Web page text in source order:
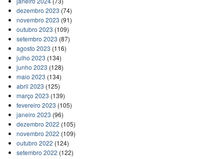
dezembro 2023 (74)
novembro 2023 (91)
outubro 2023 (109)
setembro 2023 (87)
agosto 2023 (116)
julho 2023 (134)
junho 2023 (128)
maio 2023 (134)
abril 2023 (125)
março 2023 (139)
fevereiro 2023 (105)
janeiro 2023 (96)
dezembro 2022 (105)
novembro 2022 (109)
outubro 2022 (124)
setembro 2022 (122)